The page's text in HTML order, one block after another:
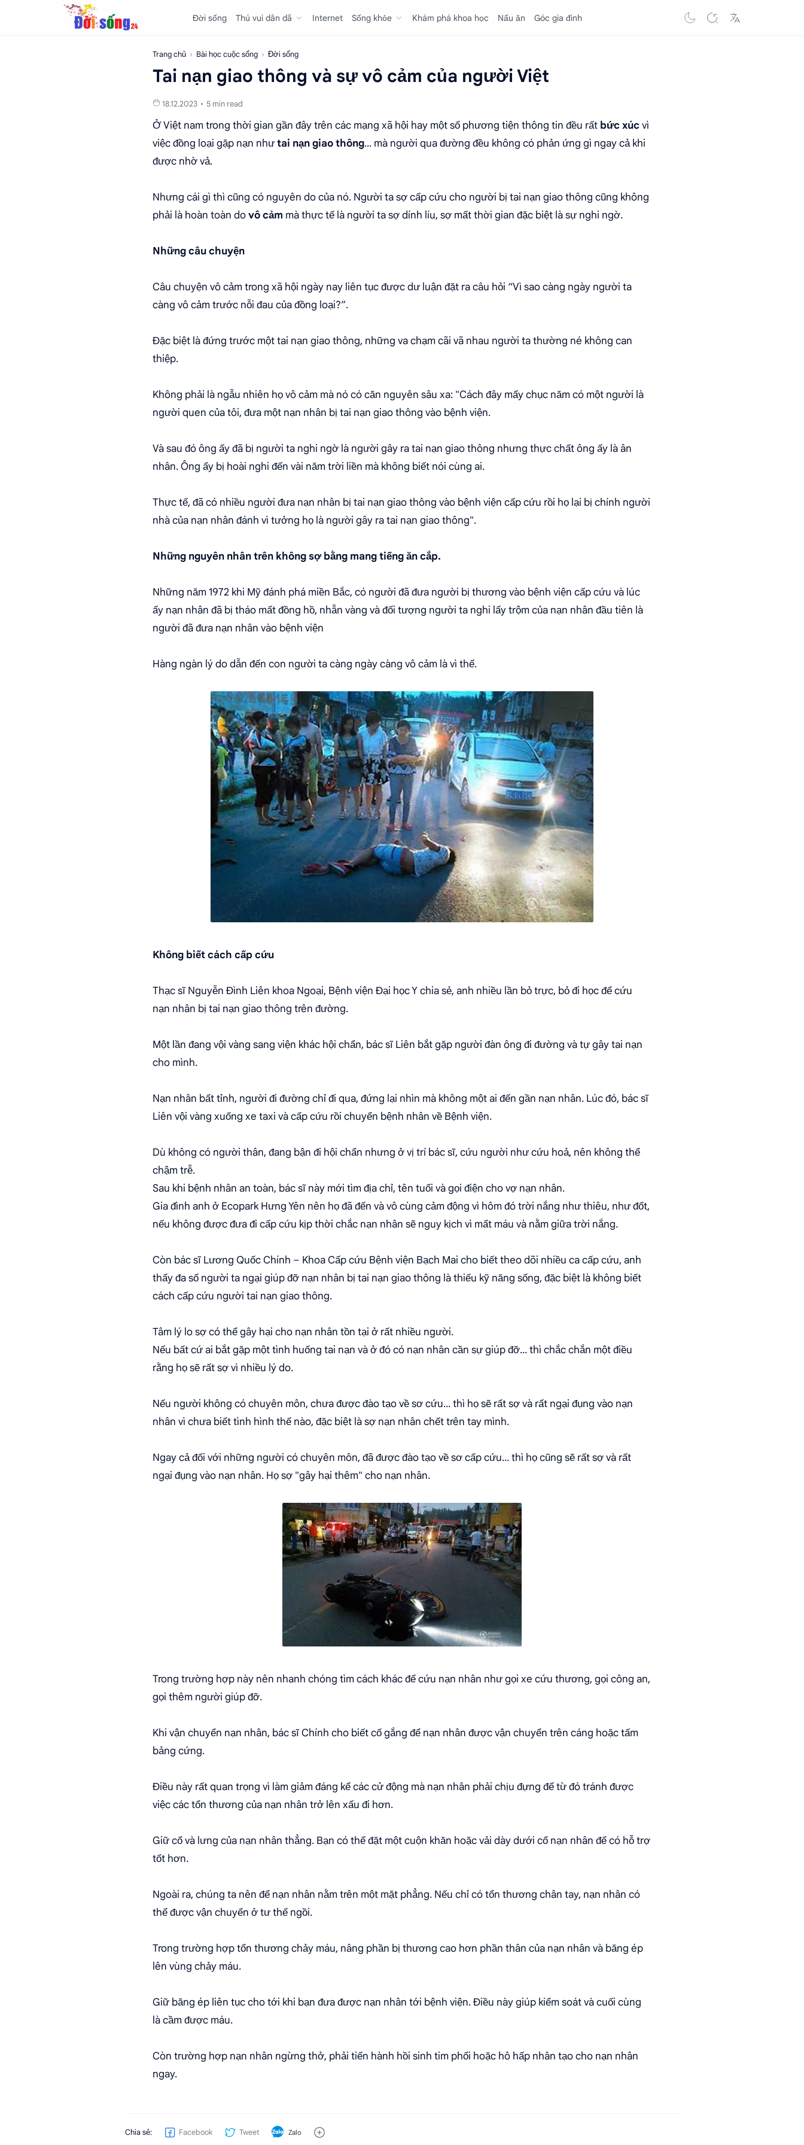
Đời sống Thú vui dân dã Internet Sống khỏe Khám phá khoa học Nấu ăn Góc gia đình
Trang chủ Bài học cuộc sống Đời sống
Tai nạn giao thông và sự vô cảm của người Việt
5 min read
Ở Việt nam trong thời gian gần đây trên các mạng xã hội hay một số phương tiện thông tin đều rất bức xúc vì
việc đồng loại gặp nạn nhưtai nạn giao thông... mà người qua đường đều không có phản ứng gì ngay cả khi
được nhờ vả.
Nhưng cái gì thì cũng có nguyên do của nó. Người ta sợ cấp cứu cho người bị tai nạn giao thông cũng không
phải là hoàn toàn dovô cảm mà thực tế là người ta sợ dính líu, sợ mất thời gian đặc biệt là sự nghi ngờ.
Những câu chuyện
Câu chuyện vô cảm trong xã hội ngày nay liên tục được dư luận đặt ra câu hỏi “Vì sao càng ngày người ta
càng vô cảm trước nỗi đau của đồng loại?”.
Đặc biệt là đứng trước một tai nạn giao thông, những va chạm cãi vã nhau người ta thường né không can
thiệp.
Không phải là ngẫu nhiên họ vô cảm mà nó có căn nguyên sâu xa: "Cách đây mấy chục năm có một người là
người quen của tôi, đưa một nạn nhân bị tai nạn giao thông vào bệnh viện.
Và sau đó ông ấy đã bị người ta nghi ngờ là người gây ra tai nạn giao thông nhưng thực chất ông ấy là ân
nhân. Ông ấy bị hoài nghi đến vài năm trời liền mà không biết nói cùng ai.
Thực tế, đã có nhiều người đưa nạn nhân bị tai nạn giao thông vào bệnh viện cấp cứu rồi họ lại bị chính người
nhà của nạn nhân đánh vì tưởng họ là người gây ra tai nạn giao thông".
Những nguyên nhân trên không sợ bằng mang tiếng ăn cắp.
Những năm 1972 khi Mỹ đánh phá miền Bắc, có người đã đưa người bị thương vào bệnh viện cấp cứu và lúc
ấy nạn nhân đã bị tháo mất đồng hồ, nhẫn vàng và đối tượng người ta nghi lấy trộm của nạn nhân đầu tiên là
người đã đưa nạn nhân vào bệnh viện
Hàng ngàn lý do dẫn đến con người ta càng ngày càng vô cảm là vì thế.
Không biết cách cấp cứu
Thạc sĩ Nguyễn Đình Liên khoa Ngoại, Bệnh viện Đại học Y chia sẻ, anh nhiều lần bỏ trực, bỏ đi học để cứu
nạn nhân bị tai nạn giao thông trên đường.
Một lần đang vội vàng sang viện khác hội chẩn, bác sĩ Liên bắt gặp người đàn ông đi đường và tự gây tai nạn
cho mình.
Nạn nhân bất tỉnh, người đi đường chỉ đi qua, đứng lại nhìn mà không một ai đến gần nạn nhân. Lúc đó, bác sĩ
Liên vội vàng xuống xe taxi và cấp cứu rồi chuyển bệnh nhân về Bệnh viện.
Dù không có người thân, đang bận đi hội chẩn nhưng ở vị trí bác sĩ, cứu người như cứu hoả, nên không thể
chậm trễ.
Sau khi bệnh nhân an toàn, bác sĩ này mới tìm địa chỉ, tên tuổi và gọi điện cho vợ nạn nhân.
Gia đình anh ở Ecopark Hưng Yên nên họ đã đến và vô cùng cảm động vì hôm đó trời nắng như thiêu, như đốt,
nếu không được đưa đi cấp cứu kịp thời chắc nạn nhân sẽ nguy kịch vì mất máu và nằm giữa trời nắng.
Còn bác sĩ Lương Quốc Chính – Khoa Cấp cứu Bệnh viện Bạch Mai cho biết theo dõi nhiều ca cấp cứu, anh
thấy đa số người ta ngại giúp đỡ nạn nhân bị tai nạn giao thông là thiếu kỹ năng sống, đặc biệt là không biết
cách cấp cứu người tai nạn giao thông.
Tâm lý lo sợ có thể gây hại cho nạn nhân tồn tại ở rất nhiều người.
Nếu bất cứ ai bắt gặp một tình huống tai nạn và ở đó có nạn nhân cần sự giúp đỡ... thì chắc chắn một điều
rằng họ sẽ rất sợ vì nhiều lý do.
Nếu người không có chuyên môn, chưa được đào tạo về sơ cứu... thì họ sẽ rất sợ và rất ngại đụng vào nạn
nhân vì chưa biết tình hình thế nào, đặc biệt là sợ nạn nhân chết trên tay mình.
Ngay cả đối với những người có chuyên môn, đã được đào tạo về sơ cấp cứu... thì họ cũng sẽ rất sợ và rất
ngại đụng vào nạn nhân. Họ sợ "gây hại thêm" cho nạn nhân.
Trong trường hợp này nên nhanh chóng tìm cách khác để cứu nạn nhân như gọi xe cứu thương, gọi công an,
gọi thêm người giúp đỡ.
Khi vận chuyển nạn nhân, bác sĩ Chính cho biết cố gắng để nạn nhân được vận chuyển trên cáng hoặc tấm
bảng cứng.
Điều này rất quan trọng vì làm giảm đáng kể các cử động mà nạn nhân phải chịu đựng để từ đó tránh được
việc các tổn thương của nạn nhân trở lên xấu đi hơn.
Giữ cổ và lưng của nạn nhân thẳng. Bạn có thể đặt một cuộn khăn hoặc vải dày dưới cổ nạn nhân để có hỗ trợ
tốt hơn.
Ngoài ra, chúng ta nên để nạn nhân nằm trên một mặt phẳng. Nếu chỉ có tổn thương chân tay, nạn nhân có
thể được vận chuyển ở tư thế ngồi.
Trong trường hợp tổn thương chảy máu, nâng phần bị thương cao hơn phần thân của nạn nhân và băng ép
lên vùng chảy máu.
Giữ băng ép liên tục cho tới khi bạn đưa được nạn nhân tới bệnh viện. Điều này giúp kiểm soát và cuối cùng
là cầm được máu.
Còn trường hợp nạn nhân ngừng thở, phải tiến hành hồi sinh tim phổi hoặc hô hấp nhân tạo cho nạn nhân
ngay.
Zalo